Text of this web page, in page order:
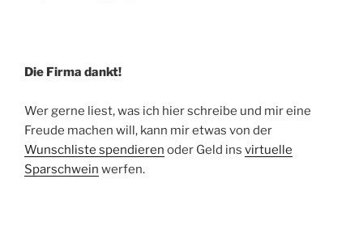
Die Firma dankt!
Wer gerne liest, was ich hier schreibe und mir eine
Freude machen will, kann mir etwas von der
Wunschliste spendieren oder Geld ins virtuelle
Sparschwein werfen.